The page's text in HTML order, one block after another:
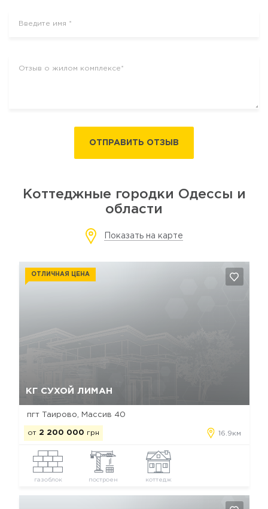
ОТПРАВИТЬ ОТЗЫВ
Коттеджные городки Одессы и
области
Показать на карте
КГ СУХОЙ ЛИМАН
ОТЛИЧНАЯ ЦЕНА
пгт Таирово, Массив 40
от 2 200 000 грн 16.9км
газоблок построен коттедж